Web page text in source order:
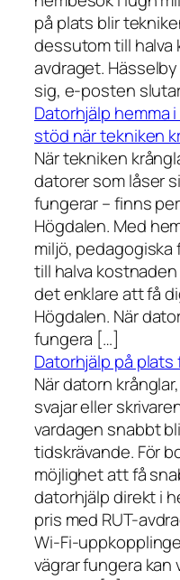
på plats blir
dessutom till halva
avdraget.
sig, e-posten
Datorhjälp hemma
stöd när tekniken
När tekniken
datorer som låser
fungerar – finns
Högdalen. Med
miljö,
till halva
det enklare att få
Högdalen. När
fungera […]
Datorhjälp på
När datorn
svajar eller
vardagen snabbt
tidskrävande. För
möjlighet att få
datorhjälp direkt i
pris med RUT-
Wi-Fi-
vägrar fungera